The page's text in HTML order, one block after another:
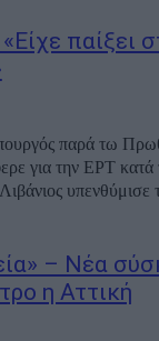
παρά τω
για την ΕΡΤ κατά
υπενθύμισε
– Νέα
η Αττική